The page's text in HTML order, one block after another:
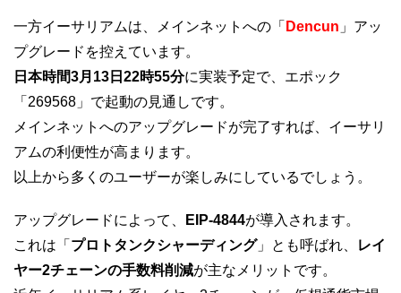
一方イーサリアムは、メインネットへの「 Dencun 」アッ
プグレードを控えています。
日本時間3月13日22時55分に実装予定で、エポック
「269568」で起動の見通しです。
メインネットへのアップグレードが完了すれば、イーサリ
アムの利便性が高まります。
以上から多くのユーザーが楽しみにしているでしょう。
アップグレードによって、 EIP-4844が導入されます。
これは「 プロトタンクシャーディング」とも呼ばれ、
レイ
ヤー2チェーンの手数料削減が主なメリットです。